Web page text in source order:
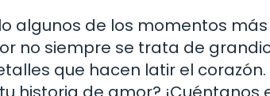
algunos de los momentos
no siempre se trata de
que hacen latir el